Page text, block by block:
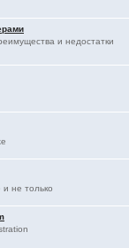
и недостатки
не только